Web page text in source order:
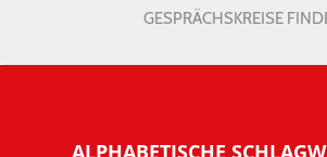
GESPRÄCHSKREISE
ALPHABETISCHE